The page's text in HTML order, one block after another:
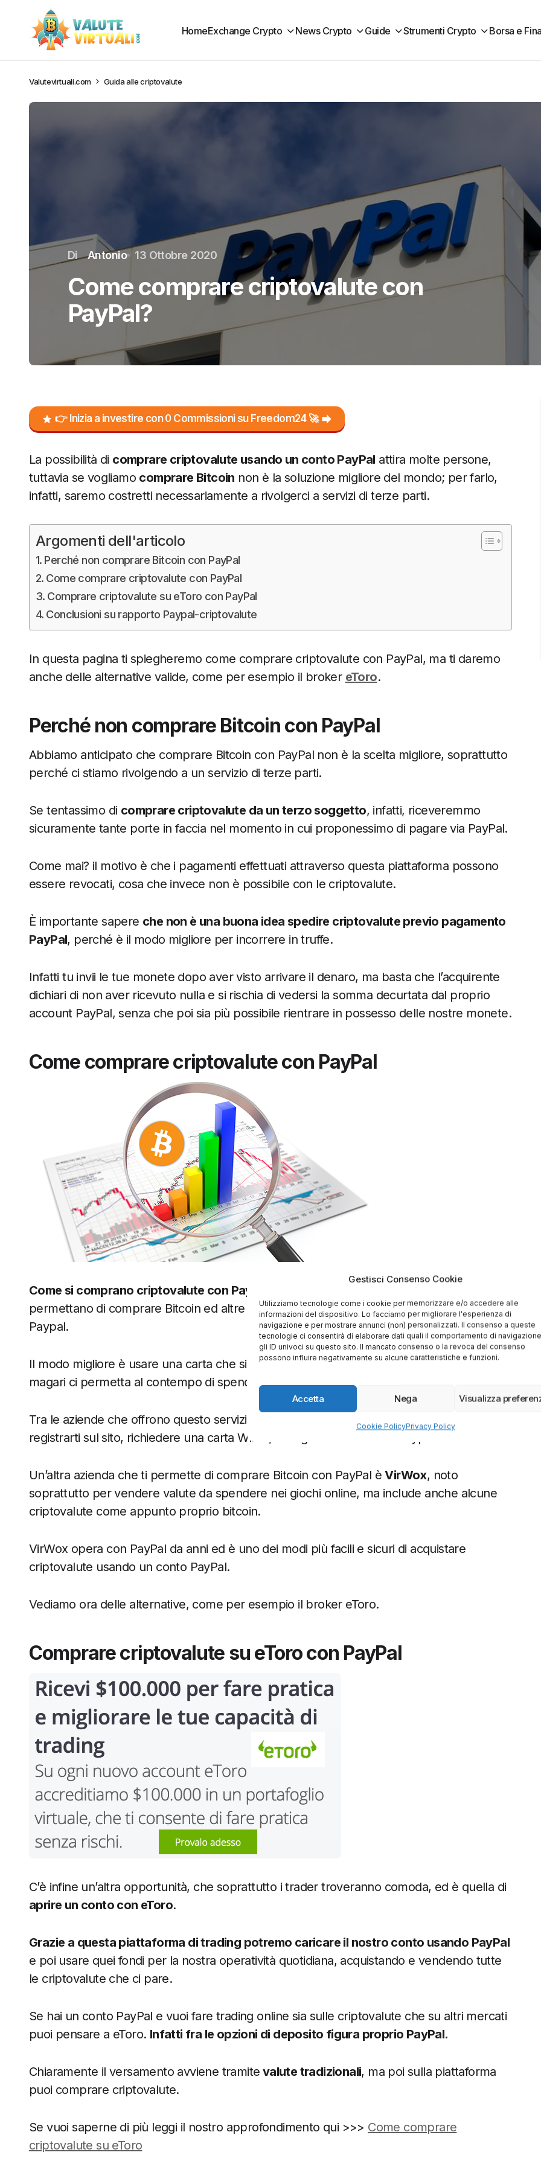
Gestisci Consenso Cookie
Utilizziamo tecnologie come i cookie per memorizzare e/o accedere alle
informazioni del dispositivo. Lo facciamo per migliorare l'esperienza di
navigazione e per mostrare annunci (non) personalizzati. Il consenso a queste
tecnologie ci consentirà di elaborare dati quali il comportamento di
gli ID univoci su questo sito. Il mancato consenso o la revoca del consenso
possono influire negativamente su alcune caratteristiche e funzioni.
Accetta Nega Visualizza
Cookie PolicyPrivacy Policy
HomeExchange Crypto News Crypto Guide Strumenti Crypto Borsa e
Valutevirtuali.com Guida alle criptovalute
Di Antonio 13 Ottobre 2020
Come comprare criptovalute con
PayPal?
👉 Inizia a investire con 0 Commissioni su Freedom24 🚀
La possibilità di comprare criptovalute usando un conto PayPal attira molte persone,
tuttavia se vogliamo comprare Bitcoin non è la soluzione migliore del mondo; per farlo,
infatti, saremo costretti necessariamente a rivolgerci a servizi di terze parti.
Argomenti dell'articolo
Perché non comprare Bitcoin con PayPal
Come comprare criptovalute con PayPal
Comprare criptovalute su eToro con PayPal
Conclusioni su rapporto Paypal-criptovalute
In questa pagina ti spiegheremo come comprare criptovalute con PayPal, ma ti daremo
anche delle alternative valide, come per esempio il broker eToro.
Perché non comprare Bitcoin con PayPal
Abbiamo anticipato che comprare Bitcoin con PayPal non è la scelta migliore, soprattutto
perché ci stiamo rivolgendo a un servizio di terze parti.
Se tentassimo di comprare criptovalute da un terzo soggetto, infatti, riceveremmo
sicuramente tante porte in faccia nel momento in cui proponessimo di pagare via PayPal.
Come mai? il motivo è che i pagamenti effettuati attraverso questa piattaforma possono
essere revocati, cosa che invece non è possibile con le criptovalute.
È importante sapere che non è una buona idea spedire criptovalute previo pagamento
PayPal, perché è il modo migliore per incorrere in truffe.
Infatti tu invii le tue monete dopo aver visto arrivare il denaro, ma basta che l’acquirente
dichiari di non aver ricevuto nulla e si rischia di vedersi la somma decurtata dal proprio
account PayPal, senza che poi sia più possibile rientrare in possesso delle nostre monete.
Come comprare criptovalute con PayPal
Come si comprano criptovalute con PayPal?
permettano di comprare Bitcoin ed altre criptovalute usando come mezzo di pagamento
Paypal.
Il modo migliore è usare una carta che sia possibileagganciare al conto PaypPl e che
magari ci permetta al contempo di spendere le nostre criptovalute in qualunque posto.
Tra le aziende che offrono questo servizio possiamo citare Wirex . Qui devi solamente
registrarti sul sito, richiedere una carta Wirex, collegarla al tuo conto Paypal e hai risolto.
Un’altra azienda che ti permette di comprare Bitcoin con PayPal èVirWox, noto
soprattutto per vendere valute da spendere nei giochi online, ma include anche alcune
criptovalute come appunto proprio bitcoin.
VirWox opera con PayPal da anni ed è uno dei modi più facili e sicuri di acquistare
criptovalute usando un conto PayPal.
Vediamo ora delle alternative, come per esempio il broker eToro.
Comprare criptovalute su eToro con PayPal
C’è infine un’altra opportunità, che soprattutto i trader troveranno comoda, ed è quella di
aprire un conto con eToro.
Grazie a questa piattaforma di trading potremo caricare il nostro conto usando PayPal
e poi usare quei fondi per la nostra operatività quotidiana, acquistando e vendendo tutte
le criptovalute che ci pare.
Se hai un conto PayPal e vuoi fare trading online sia sulle criptovalute che su altri mercati
puoi pensare a eToro. Infatti fra le opzioni di deposito figura proprio PayPal.
Chiaramente il versamento avviene tramite valute tradizionali, ma poi sulla piattaforma
puoi comprare criptovalute.
Se vuoi saperne di più leggi il nostro approfondimento qui >>> Come comprare
criptovalute su eToro